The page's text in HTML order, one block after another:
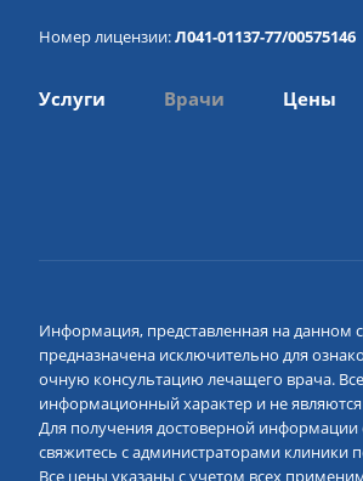
Номер лицензии:Л041-01137-77/00575146
Услуги Врачи Цены
Информация, представленная на данном
предназначена исключительно для
очную консультацию лечащего врача.
информационный характер и не
Для получения достоверной информации
свяжитесь с администраторами клиники
Все цены указаны с учетом всех